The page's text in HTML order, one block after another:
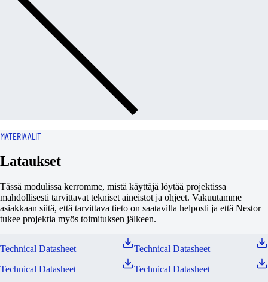
MATERIAALIT
Lataukset
Tässä modulissa kerromme, mistä käyttäjä löytää projektissa
mahdollisesti tarvittavat tekniset aineistot ja ohjeet. Vakuutamme
asiakkaan siitä, että tarvittava tieto on saatavilla helposti ja että Nestor
tukee projektia myös toimituksen jälkeen.
Technical Datasheet
Technical Datasheet
Technical Datasheet
Technical Datasheet